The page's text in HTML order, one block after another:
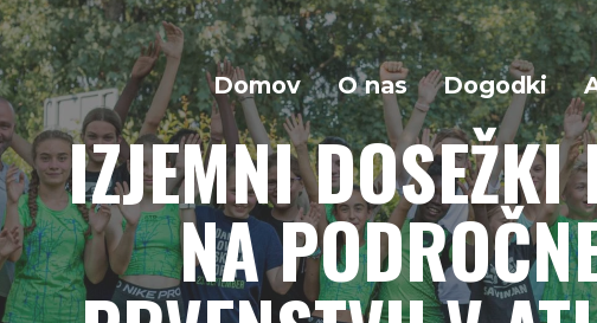
Domov O nas Dogodki
IZJEMNI DOSEŽKI
NA